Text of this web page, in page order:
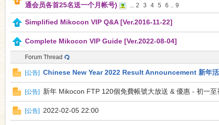
通会员各首25名送一个月帐号)
... 2 3 4 5 6 .. 9
Simplified Mikocon VIP Q&A [Ver.2016-11-22]
Complete Mikocon VIP Guide [Ver.2022-08-04]
Forum Thread
[公告] Chinese New Year 2022 Result Announcement 新年
[公告] 新年 Mikocon FTP 120個免費帳號大放送 & 優惠 - 初一至
[公告] 2022-02-05 22:00